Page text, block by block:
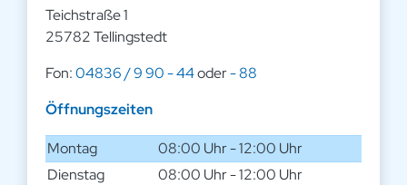
Teichstraße 1
25782 Tellingstedt
Fon:04836 / 9 90 - 44oder- 88
Öffnungszeiten
Montag
08:00 Uhr - 12:00 Uhr
Dienstag
08:00 Uhr - 12:00 Uhr